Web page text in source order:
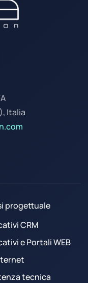
Italia
progettuale
CRM
e Portali WEB
tecnica